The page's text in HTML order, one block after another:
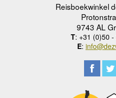
Reisboekwinkel
9743 AL
T: +31 (0)50
E: